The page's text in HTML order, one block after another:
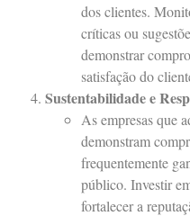
dos clientes.
críticas ou
demonstrar
satisfação do
Sustentabilidade e
As empresas que
demonstram
frequentemente
público. Investir
fortalecer a